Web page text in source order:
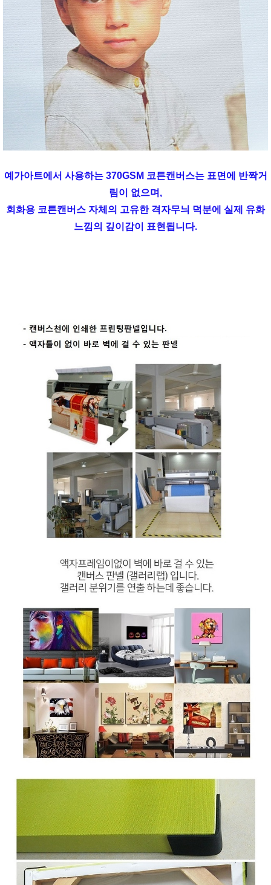
예가아트에서 사용하는 370GSM 코튼캔버스는 표면에 반짝거
림이 없으며,
회화용 코튼캔버스 자체의 고유한 격자무늬 덕분에 실제 유화
느낌의 깊이감이 표현됩니다.